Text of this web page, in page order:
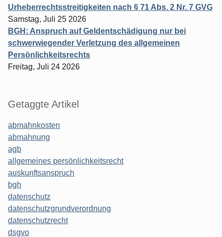
Urheberrechtsstreitigkeiten nach § 71 Abs. 2 Nr. 7 GVG
Samstag, Juli 25 2026
BGH: Anspruch auf Geldentschädigung nur bei
schwerwiegender Verletzung des allgemeinen
Persönlichkeitsrechts
Freitag, Juli 24 2026
Getaggte Artikel
abmahnkosten
abmahnung
agb
allgemeines persönlichkeitsrecht
auskunftsanspruch
bgh
datenschutz
datenschutzgrundverordnung
datenschutzrecht
dsgvo